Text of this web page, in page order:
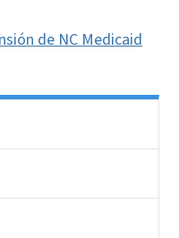
de NC Medicaid